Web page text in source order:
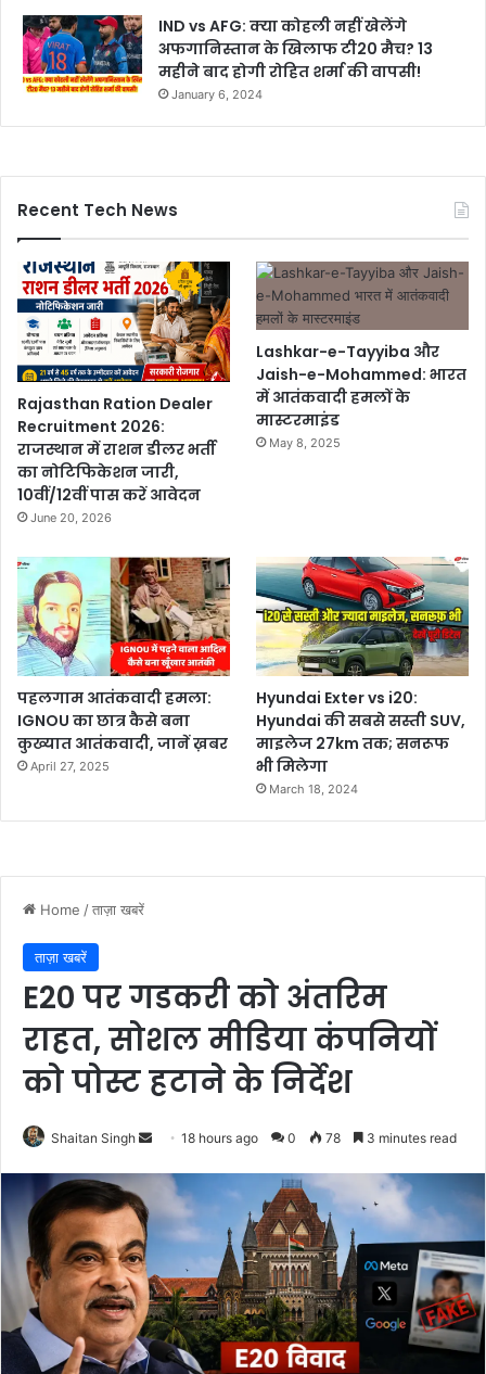
IND vs AFG: क्या कोहली नहीं खेलेंगे
अफगानिस्तान के खिलाफ टी20 मैच? 13
महीने बाद होगी रोहित शर्मा की वापसी!
January 6, 2024
Recent Tech News
Rajasthan Ration Dealer
Recruitment 2026:
राजस्थान में राशन डीलर भर्ती
का नोटिफिकेशन जारी,
10वीं/12वीं पास करें आवेदन
June 20, 2026
Lashkar-e-Tayyiba और
Jaish-e-Mohammed: भारत
में आतंकवादी हमलों के
मास्टरमाइंड
May 8, 2025
पहलगाम आतंकवादी हमला:
IGNOU का छात्र कैसे बना
कुख्यात आतंकवादी, जानें ख़बर
April 27, 2025
Hyundai Exter vs i20:
Hyundai की सबसे सस्ती SUV,
माइलेज 27km तक; सनरूफ
भी मिलेगा
March 18, 2024